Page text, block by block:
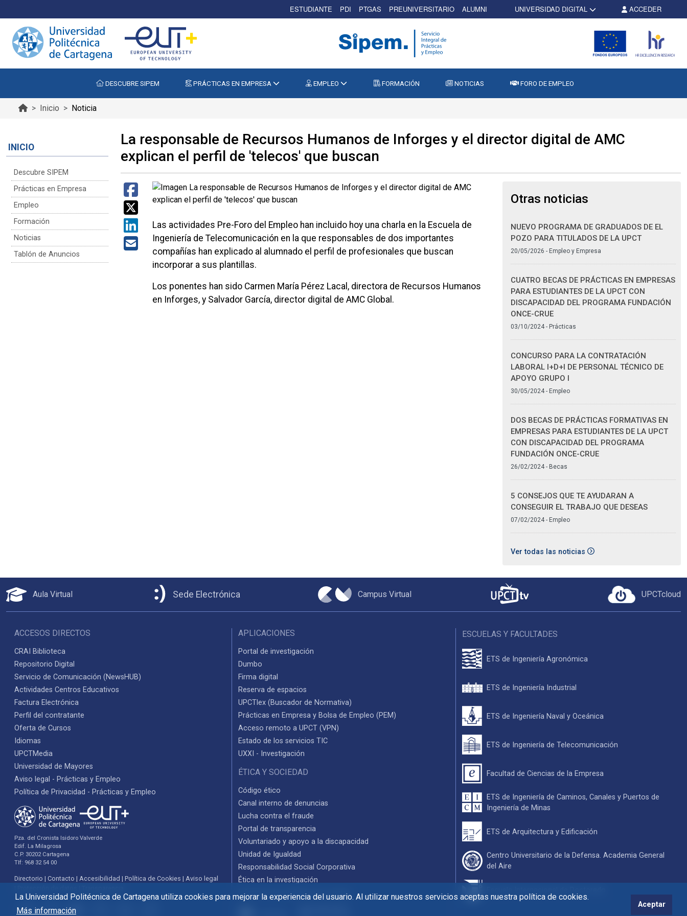
La Universidad Politécnica de Cartagena utiliza cookies para mejorar la experiencia del usuario. Al utilizar nuestros servicios aceptas nuestra política de cookies.
Más información
Aceptar
ESTUDIANTE PDI PTGAS PREUNIVERSITARIO ALUMNI UNIVERSIDAD DIGITAL ACCEDER
DESCUBRE SIPEM PRÁCTICAS EN EMPRESA EMPLEO FORMACIÓN NOTICIAS FORO DE EMPLEO
Inicio Noticia
INICIO
Descubre SIPEM
Prácticas en Empresa
Empleo
Formación
Noticias
Tablón de Anuncios
La responsable de Recursos Humanos de Inforges y el director digital de AMC
explican el perfil de 'telecos' que buscan
Las actividades Pre-Foro del Empleo han incluido hoy una charla en la Escuela de
Ingeniería de Telecomunicación en la que responsables de dos importantes
compañías han explicado al alumnado el perfil de profesionales que buscan
incorporar a sus plantillas.
Los ponentes han sido Carmen María Pérez Lacal, directora de Recursos Humanos
en Inforges, y Salvador García, director digital de AMC Global.
Otras noticias
NUEVO PROGRAMA DE GRADUADOS DE EL
POZO PARA TITULADOS DE LA UPCT
20/05/2026 - Empleo y Empresa
CUATRO BECAS DE PRÁCTICAS EN EMPRESAS
PARA ESTUDIANTES DE LA UPCT CON
DISCAPACIDAD DEL PROGRAMA FUNDACIÓN
ONCE-CRUE
03/10/2024 - Prácticas
CONCURSO PARA LA CONTRATACIÓN
LABORAL I+D+I DE PERSONAL TÉCNICO DE
APOYO GRUPO I
30/05/2024 - Empleo
DOS BECAS DE PRÁCTICAS FORMATIVAS EN
EMPRESAS PARA ESTUDIANTES DE LA UPCT
CON DISCAPACIDAD DEL PROGRAMA
FUNDACIÓN ONCE-CRUE
26/02/2024 - Becas
5 CONSEJOS QUE TE AYUDARAN A
CONSEGUIR EL TRABAJO QUE DESEAS
07/02/2024 - Empleo
Ver todas las noticias
Aula Virtual Sede Electrónica Campus Virtual UPCTcloud
ACCESOS DIRECTOS
CRAI Biblioteca
Repositorio Digital
Servicio de Comunicación (NewsHUB)
Actividades Centros Educativos
Factura Electrónica
Perfil del contratante
Oferta de Cursos
Idiomas
UPCTMedia
Universidad de Mayores
Aviso legal - Prácticas y Empleo
Política de Privacidad - Prácticas y Empleo
Pza. del Cronista Isidoro Valverde
Edif. La Milagrosa
C.P. 30202 Cartagena
Tlf: 968 32 54 00
Directorio Contacto Accesibilidad Política de Cookies
Aviso legal
APLICACIONES
Portal de investigación
Dumbo
Firma digital
Reserva de espacios
UPCTlex (Buscador de Normativa)
Prácticas en Empresa y Bolsa de Empleo (PEM)
Acceso remoto a UPCT (VPN)
Estado de los servicios TIC
UXXI - Investigación
ÉTICA Y SOCIEDAD
Código ético
Canal interno de denuncias
Lucha contra el fraude
Portal de transparencia
Voluntariado y apoyo a la discapacidad
Unidad de Igualdad
Responsabilidad Social Corporativa
Ética en la investigación
Informes de rendición de cuentas
ESCUELAS Y FACULTADES
ETS de Ingeniería Agronómica
ETS de Ingeniería Industrial
ETS de Ingeniería Naval y Oceánica
ETS de Ingeniería de Telecomunicación
Facultad de Ciencias de la Empresa
ETS de Ingeniería de Caminos, Canales y Puertos de
Ingeniería de Minas
ETS de Arquitectura y Edificación
Centro Universitario de la Defensa. Academia General
del Aire